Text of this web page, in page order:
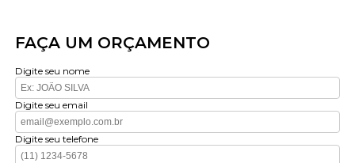
FAÇA UM ORÇAMENTO
Digite seu nome
Digite seu email
Digite seu telefone